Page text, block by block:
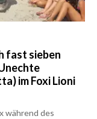
fast sieben
im Foxi Lioni
während des